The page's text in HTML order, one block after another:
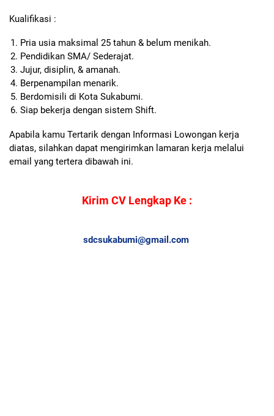
Kualifikasi :
Pria usia maksimal 25 tahun & belum menikah.
Pendidikan SMA/ Sederajat.
Jujur, disiplin, & amanah.
Berpenampilan menarik.
Berdomisili di Kota Sukabumi.
Siap bekerja dengan sistem Shift.
Apabila kamu Tertarik dengan Informasi Lowongan kerja
diatas, silahkan dapat mengirimkan lamaran kerja melalui
email yang tertera dibawah ini.
Kirim CV Lengkap Ke :
sdcsukabumi@gmail.com